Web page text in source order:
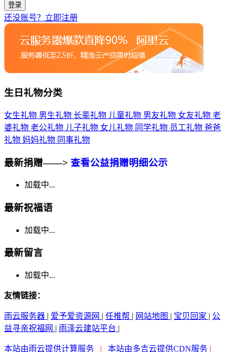
登录
还没账号？立即注册
生日礼物分类
女生礼物 男生礼物 长辈礼物 儿童礼物 男友礼物 女友礼物 老
婆礼物 老公礼物 儿子礼物 女儿礼物 同学礼物 员工礼物 爸爸
礼物 妈妈礼物 同事礼物
最新捐赠——> 查看公益捐赠明细公示
加载中...
最新祝福语
加载中...
最新留言
加载中...
友情链接：
雨云服务器 | 爱予爱资源网 | 任推帮 | 网站地图 | 宝贝回家 | 公
益寻亲祝福网 | 雨泽云建站平台 |
本站由雨云提供计算服务 | 本站由多吉云提供CDN服务 |